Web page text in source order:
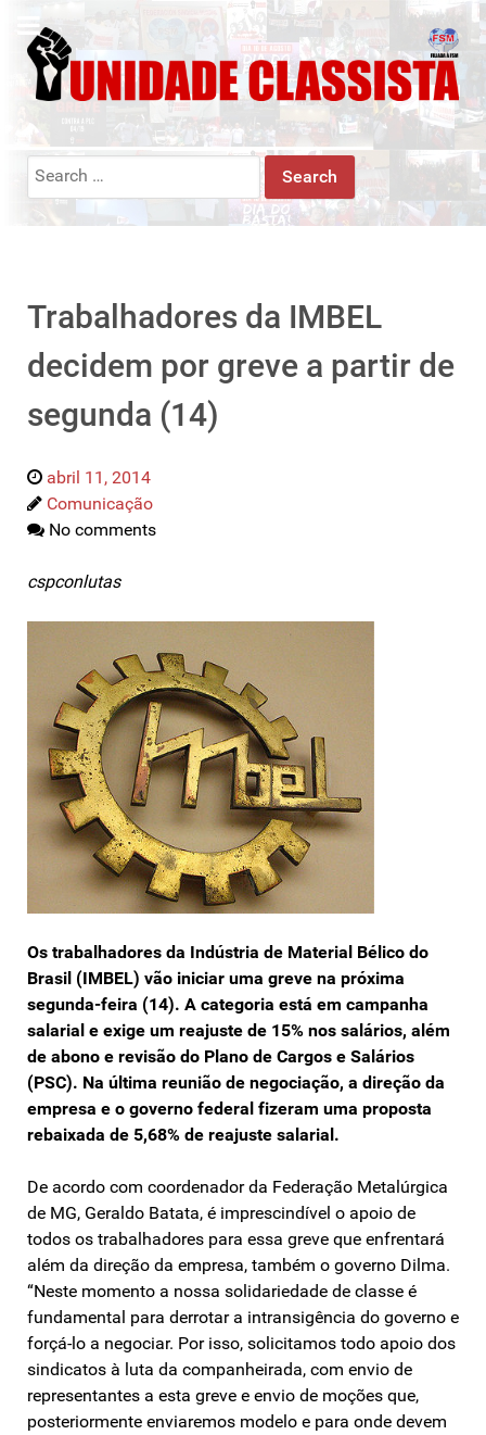
Search
Trabalhadores da IMBEL
decidem por greve a partir de
segunda (14)
abril 11, 2014
Comunicação
No comments
cspconlutas
Os trabalhadores da Indústria de Material Bélico do
Brasil (IMBEL) vão iniciar uma greve na próxima
segunda-feira (14). A categoria está em campanha
salarial e exige um reajuste de 15% nos salários, além
de abono e revisão do Plano de Cargos e Salários
(PSC). Na última reunião de negociação, a direção da
empresa e o governo federal fizeram uma proposta
rebaixada de 5,68% de reajuste salarial.
De acordo com coordenador da Federação Metalúrgica
de MG, Geraldo Batata, é imprescindível o apoio de
todos os trabalhadores para essa greve que enfrentará
além da direção da empresa, também o governo Dilma.
“Neste momento a nossa solidariedade de classe é
fundamental para derrotar a intransigência do governo e
forçá-lo a negociar. Por isso, solicitamos todo apoio dos
sindicatos à luta da companheirada, com envio de
representantes a esta greve e envio de moções que,
posteriormente enviaremos modelo e para onde devem